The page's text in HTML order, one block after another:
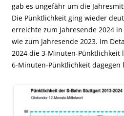
gab es ungefähr um die
Die Pünktlichkeit ging wieder
erreichte zum Jahresende 2024
wie zum Jahresende 2023. Im
2024 die 3-Minuten-Pünktlichkeit
6-Minuten-Pünktlichkeit dagegen